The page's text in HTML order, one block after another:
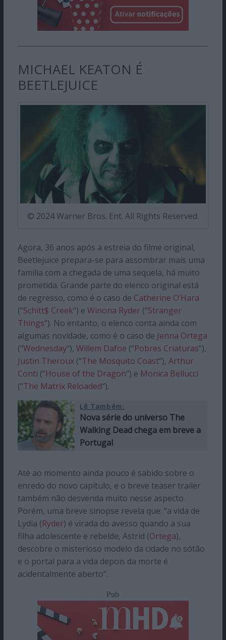
MICHAEL KEATON É
BEETLEJUICE
© 2024 Warner Bros. Ent. All Rights Reserved.
Agora, 36 anos após a estreia do filme original,
Beetlejuice prepara-se para assombrar mais uma
família com a chegada de uma sequela, há muito
prometida. Grande parte do elenco original está
de regresso, como é o caso de Catherine O’Hara
(“Schitt$ Creek“) e Winona Ryder(“Stranger
Things“). No entanto, o elenco conta ainda com
algumas novidade, como é o caso de Jenna Ortega
(“Wednesday“), Willem Dafoe (“Pobres Criaturas“),
Justin Theroux(“The Mosquito Coast“), Arthur
Conti (“House of the Dragon“) e Monica Bellucci
(“The Matrix Reloaded“).
Lê Também:
Nova série do universo The
Walking Dead chega em breve a
Portugal
Até ao momento ainda pouco é sabido sobre o
enredo do novo capítulo, e o breve teaser trailer
também não desvenda muito nesse aspecto.
Porém, uma breve sinopse revela que: “a vida de
Lydia (Ryder) é virada do avesso quando a sua
filha adolescente e rebelde, Astrid (Ortega),
descobre o misterioso modelo da cidade no sótão
e o portal para a vida depois da morte é
acidentalmente aberto”.
Pub